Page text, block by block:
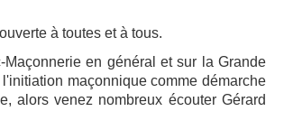
à toutes et à tous.
en général et sur la Grande
maçonnique comme démarche
alors venez nombreux écouter Gérard